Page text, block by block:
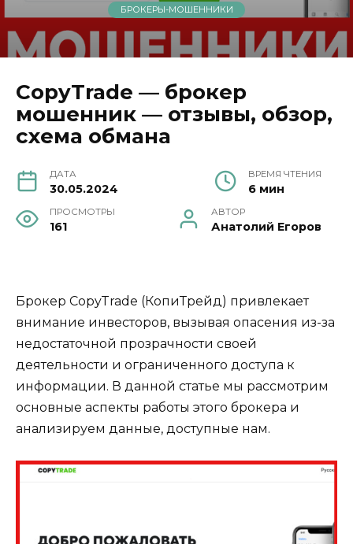
БРОКЕРЫ-МОШЕННИКИ
CopyTrade — брокер
мошенник — отзывы, обзор,
схема обмана
ДАТА
30.05.2024
ВРЕМЯ ЧТЕНИЯ
6 мин
ПРОСМОТРЫ
161
АВТОР
Анатолий Егоров
Брокер CopyTrade (КопиТрейд) привлекает
внимание инвесторов, вызывая опасения из-за
недостаточной прозрачности своей
деятельности и ограниченного доступа к
информации. В данной статье мы рассмотрим
основные аспекты работы этого брокера и
анализируем данные, доступные нам.